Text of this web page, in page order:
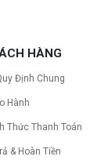
quạt kêu to khiến
Tìm hiểu ngay
hiệu quả để máy
full box mới
tốt
HÀNG
Định Chung
Hành
Thức Thanh Toán
& Hoàn Tiền